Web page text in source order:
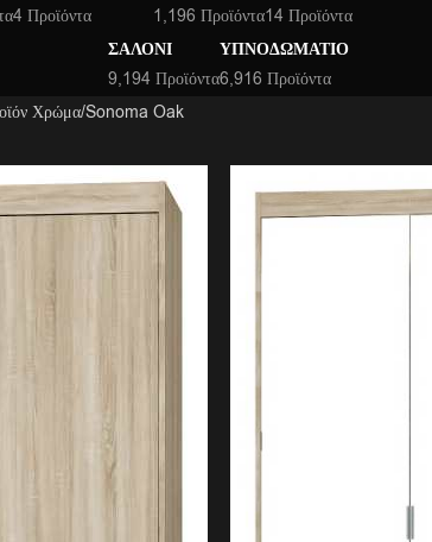
4 Προϊόντα 1,196 Προϊόντα14 Προϊόντα
ΣΑΛΌΝΙ
9,194 Προϊόντα
ΥΠΝΟΔΩΜΆΤΙΟ
6,916 Προϊόντα
Χρώμα Sonoma Oak